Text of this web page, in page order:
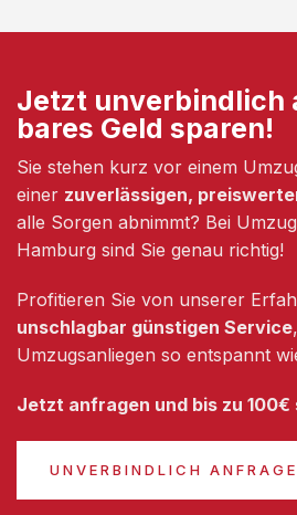
Jetzt unverbindlich
bares Geld sparen!
Sie stehen kurz vor einem
einer zuverlässigen,
alle Sorgen abnimmt? Bei
Hamburg sind Sie genau richtig!
Profitieren Sie von unserer
unschlagbar günstigen Service
Umzugsanliegen so entspannt
Jetzt anfragen und bis zu 100€
UNVERBINDLICH